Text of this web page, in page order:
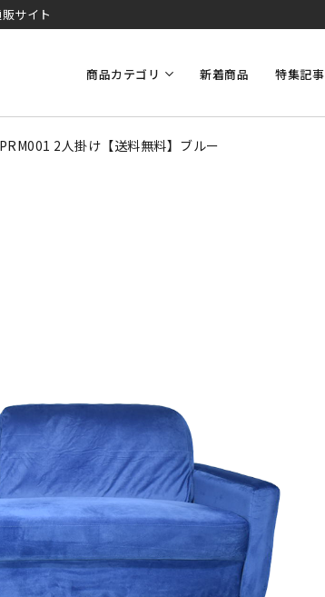
サイト
商品カテゴリ 新着商品 特集記事
2人掛け【送料無料】ブルー